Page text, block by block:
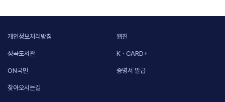
개인정보처리방침 웹진
성곡도서관 KㆍCARD+
ON국민 증명서 발급
찾아오시는길